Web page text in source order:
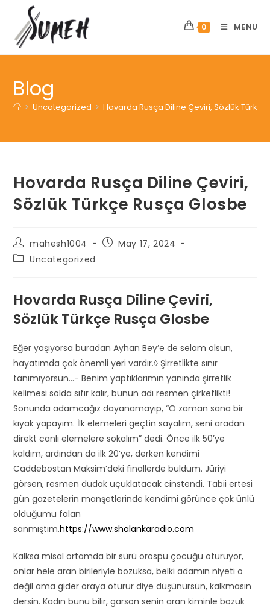
content
0 MENU
Blog
> Uncategorized > Hovarda Rusça Diline Çeviri, Sözlük
Hovarda Rusça Diline Çeviri,
Sözlük Türkçe Rusça Glosbe
Post
author:
mahesh1004
PostMay 17, 2024
PostUncategorized
Hovarda Rusça Diline Çeviri,
Sözlük Türkçe Rusça Glosbe
Eğer yaşıyorsa buradan Ayhan Bey’e de selam olsun,
hayatımda çok önemli yeri vardır.◊ Şirretlikte sınır
tanımıyorsun…- Benim yaptıklarımın yanında şirretlik
kelimesi solda sıfır kalır, bunun adı resmen çirkeflikti!
Sonunda adamcağız dayanamayıp, “O zaman sana bir
kıyak yapayım. İlk elemeleri geçtin sayalım, seni aradan
direkt canlı elemelere sokalım” dedi. Önce ilk 50’ye
kaldım, ardından da ilk 20’ye, derken kendimi
Caddebostan Maksim’deki finallerde buldum. Jüriyi
görsen, resmen dudak uçuklatacak cinstendi. Tabii ertesi
gün gazetelerin manşetlerinde kendimi görünce çok ünlü
olduğumu falan
sanmıştım.https://www.shalankaradio.com
Kalksa misal ortamda bir sürü orospu çocuğu oturuyor,
onlar hele aran birileriyle bozuksa, belki adamın niyeti o
değil ama gider oraya oturur diye düşünürsün, kalkmasın
dersin. Kadın bunu bilir, garson senin aran kiminle bozuk